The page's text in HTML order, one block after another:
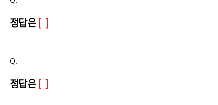
정답은 [ ]
Q.
정답은 [ ]